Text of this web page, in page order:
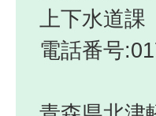
上下水道課
電話番号